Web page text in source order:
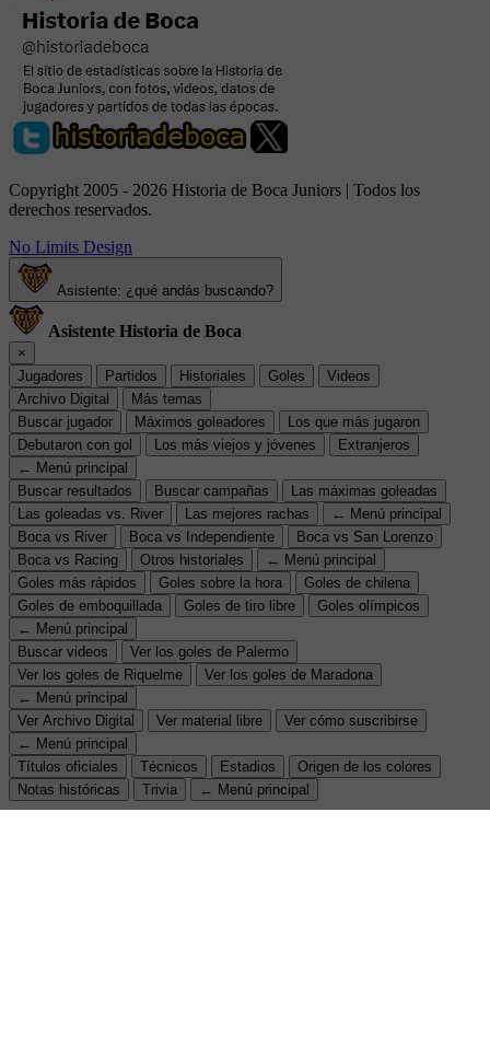
Copyright 2005 - 2026 Historia de Boca Juniors | Todos los
derechos reservados.
No Limits Design
Asistente: ¿qué andás buscando?
Asistente Historia de Boca
×
Jugadores
Partidos Historiales Goles
Videos
Archivo Digital
Más temas
Buscar jugador
Máximos goleadores
Los que más jugaron
Debutaron con gol
Los más viejos y jóvenes
Extranjeros
← Menú principal
Buscar resultados
Buscar campañas
Las máximas goleadas
Las goleadas vs. River
Las mejores rachas
← Menú principal
Boca vs River
Boca vs Independiente
Boca vs San Lorenzo
Boca vs Racing
Otros historiales
← Menú principal
Goles más rápidos
Goles sobre la hora
Goles de chilena
Goles de emboquillada
Goles de tiro libre
Goles olímpicos
← Menú principal
Buscar videos
Ver los goles de Palermo
Ver los goles de Riquelme
Ver los goles de Maradona
← Menú principal
Ver Archivo Digital
Ver material libre
Ver cómo suscribirse
← Menú principal
Títulos oficiales
Técnicos Estadios
Origen de los colores
Notas históricas
Trivia ← Menú principal